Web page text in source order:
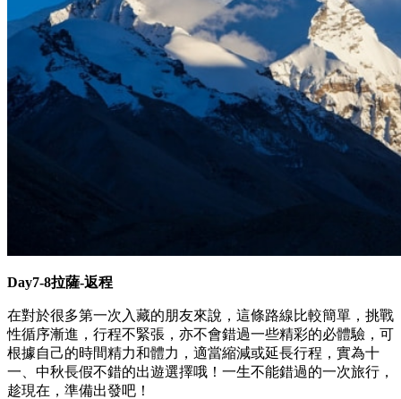
Day7-8拉薩-返程
在對於很多第一次入藏的朋友來說，這條路線比較簡單，挑戰
性循序漸進，行程不緊張，亦不會錯過一些精彩的必體驗，可
根據自己的時間精力和體力，適當縮減或延長行程，實為十
一、中秋長假不錯的出遊選擇哦！一生不能錯過的一次旅行，
趁現在，準備出發吧！